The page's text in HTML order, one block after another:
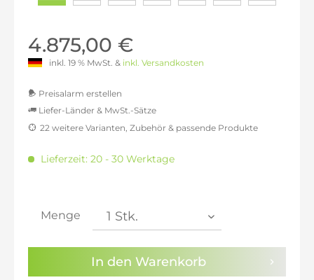
4.875,00 €
inkl. 19 % MwSt. & inkl. Versandkosten
Preisalarm erstellen
Sie haben dieDatenschutzbestimmungenzur
Kenntnis genommen.
Liefer-Länder & MwSt.-Sätze
inkl. 16% MwSt.: 4.752,10 €
inkl. 21% MwSt.: 4.956,93 €
inkl. 22% MwSt.: 4.997,90 €
22 weitere Varianten, Zubehör & passende Produkte
Lieferzeit: 20 - 30 Werktage
Menge
In den Warenkorb